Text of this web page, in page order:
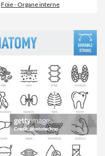
Foie - Organe interne